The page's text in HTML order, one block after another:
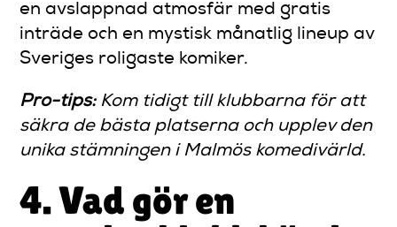
en avslappnad atmosfär med gratis
inträde och en mystisk månatlig lineup av
Sveriges roligaste komiker.
Pro-tips: Kom tidigt till klubbarna för att
säkra de bästa platserna och upplev den
unika stämningen i Malmös komedivärld.
4. Vad gör en